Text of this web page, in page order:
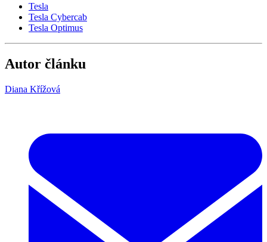
Tesla
Tesla Cybercab
Tesla Optimus
Autor článku
Diana Křížová